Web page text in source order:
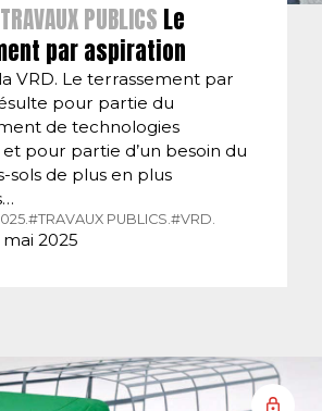
PUBLICS Le
par aspiration
VRD. Le terrassement par
pour partie du
de technologies
et pour partie d’un besoin du
sols de plus en plus
#TRAVAUX PUBLICS. #VRD.
2025